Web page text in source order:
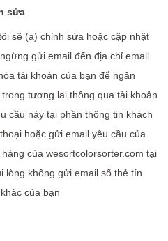
sửa
sẽ (a) chỉnh sửa hoặc cập nhật
gửi email đến địa chỉ email
tài khoản của bạn để ngăn
tương lai thông qua tài khoản
cầu này tại phần thông tin khách
hoặc gửi email yêu cầu của
của wesortcolorsorter.com tại
lòng không gửi email số thẻ tín
của bạn